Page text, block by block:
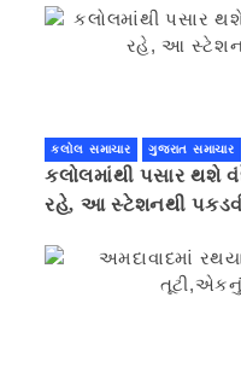
કલોલ સમાચાર ગુજરાત સમાચાર
કલોલમાંથી પસાર થશે
રહે, આ સ્ટેશનથી